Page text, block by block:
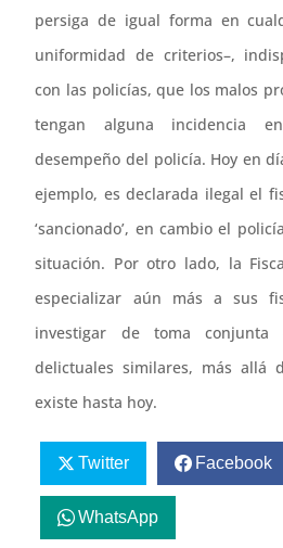
persiga de igual forma en
uniformidad de criterios–,
con las policías, que los malos
tengan alguna incidencia
desempeño del policía. Hoy en
ejemplo, es declarada ilegal el
‘sancionado’, en cambio el
situación. Por otro lado, la
especializar aún más a sus
investigar de toma conjunta
delictuales similares, más allá
existe hasta hoy.
Twitter Facebook
WhatsApp